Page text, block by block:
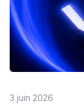
3 juin 2026